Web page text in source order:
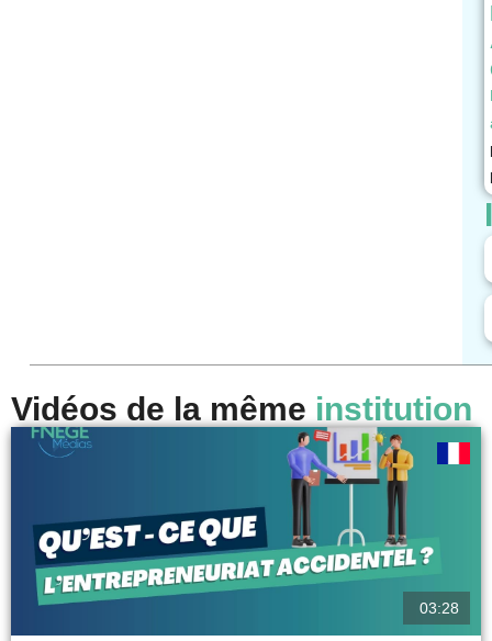
Vidéos de la même institution
03:28